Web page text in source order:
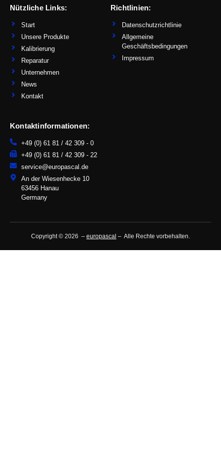
d
i
Nützliche Links:
Start
Unsere Produkte
Kalibrierung
Reparatur
Unternehmen
News
Kontakt
Richtlinien:
Datenschutzrichtlinie
Allgemeine
Geschäftsbedingungen
Impressum
Kontaktinformationen:
+49 (0) 61 81 / 42 309 - 0
+49 (0) 61 81 / 42 309 - 22
service@europascal.de
An der Wiesenhecke 10
63456 Hanau
Germany
Copyright © 2026 – europascal – Alle Rechte vorbehalten.